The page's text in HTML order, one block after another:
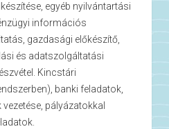
egyéb nyilvántartási
információs
gazdasági előkészítő,
és adatszolgáltatási
Kincstári
banki feladatok,
pályázatokkal